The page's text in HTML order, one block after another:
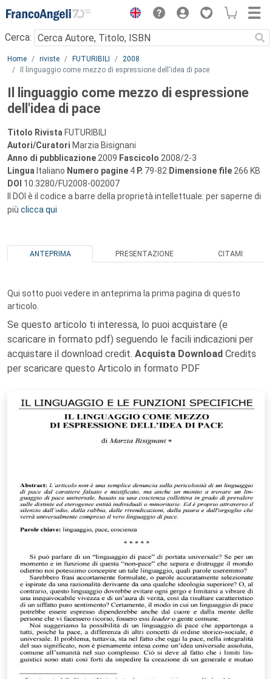
Menu
Cerca:
Main content
Home riviste FUTURIBILI
2008
Il linguaggio come mezzo di espressione dell'idea di pace
Il linguaggio come mezzo di espressione
dell'idea di pace
Titolo Rivista FUTURIBILI
Autori/Curatori Marzia Bisignani
Anno di pubblicazione 2009 Fascicolo 2008/2-3
Lingua Italiano Numero pagine 4 P. 79-82 Dimensione file 266 KB
DOI 10.3280/FU2008-002007
Il DOI è il codice a barre della proprietà intellettuale: per saperne di
più clicca qui
ANTEPRIMA PRESENTAZIONE CITAMI
Qui sotto puoi vedere in anteprima la prima pagina di questo
articolo.
Se questo articolo ti interessa, lo puoi acquistare (e
scaricare in formato pdf) seguendo le facili indicazioni per
acquistare il download credit. Acquista Download Credits
per scaricare questo Articolo in formato PDF